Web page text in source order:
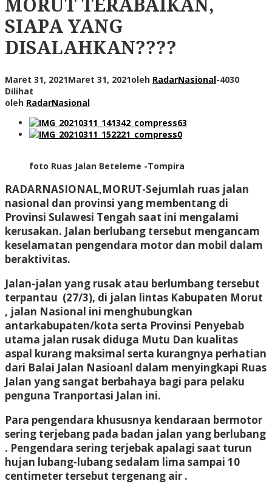
MORUT TERABAIKAN,
SIAPA YANG
DISALAHKAN????
Maret 31, 2021Maret 31, 2021oleh RadarNasional-4030
Dilihat
oleh RadarNasional
foto Ruas Jalan Beteleme -Tompira
RADARNASIONAL,MORUT-Sejumlah ruas jalan
nasional dan provinsi yang membentang di
Provinsi Sulawesi Tengah saat ini mengalami
kerusakan. Jalan berlubang tersebut mengancam
keselamatan pengendara motor dan mobil dalam
beraktivitas.
Jalan-jalan yang rusak atau berlumbang tersebut
terpantau (27/3), di jalan lintas Kabupaten Morut
, jalan Nasional ini menghubungkan
antarkabupaten/kota serta Provinsi Penyebab
utama jalan rusak diduga Mutu Dan kualitas
aspal kurang maksimal serta kurangnya perhatian
dari Balai Jalan Nasioanl dalam menyingkapi Ruas
Jalan yang sangat berbahaya bagi para pelaku
penguna Tranportasi Jalan ini.
Para pengendara khususnya kendaraan bermotor
sering terjebang pada badan jalan yang berlubang
. Pengendara sering terjebak apalagi saat turun
hujan lubang-lubang sedalam lima sampai 10
centimeter tersebut tergenang air .